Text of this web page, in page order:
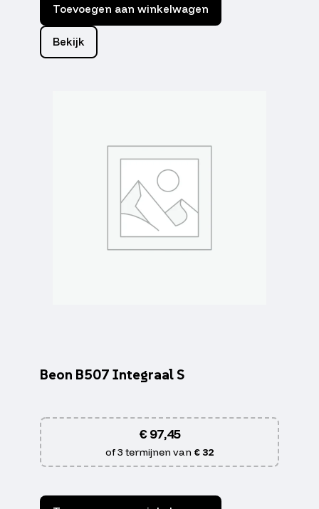
Toevoegen aan winkelwagen
Bekijk
Beon B507 Integraal S
€97,45
of 3 termijnen van € 32